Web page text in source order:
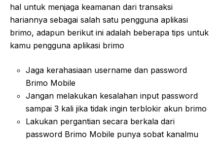
hal untuk menjaga keamanan dari transaksi
hariannya sebagai salah satu pengguna aplikasi
brimo, adapun berikut ini adalah beberapa tips untuk
kamu pengguna aplikasi brimo
Jaga kerahasiaan username dan password
Brimo Mobile
Jangan melakukan kesalahan input password
sampai 3 kali jika tidak ingin terblokir akun brimo
Lakukan pergantian secara berkala dari
password Brimo Mobile punya sobat kanalmu